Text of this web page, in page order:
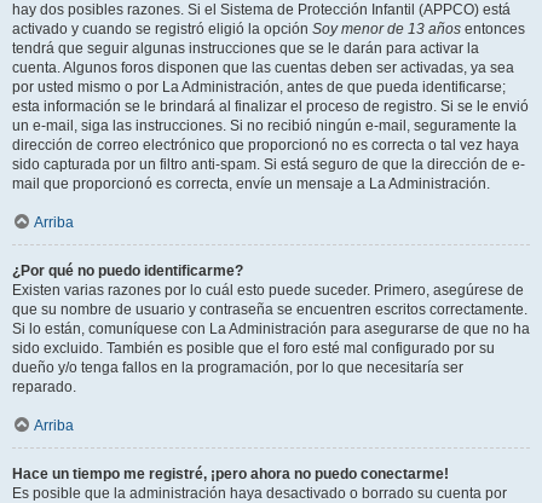
hay dos posibles razones. Si el Sistema de Protección Infantil (APPCO) está
activado y cuando se registró eligió la opción Soy menor de 13 años entonces
tendrá que seguir algunas instrucciones que se le darán para activar la
cuenta. Algunos foros disponen que las cuentas deben ser activadas, ya sea
por usted mismo o por La Administración, antes de que pueda identificarse;
esta información se le brindará al finalizar el proceso de registro. Si se le envió
un e-mail, siga las instrucciones. Si no recibió ningún e-mail, seguramente la
dirección de correo electrónico que proporcionó no es correcta o tal vez haya
sido capturada por un filtro anti-spam. Si está seguro de que la dirección de e-
mail que proporcionó es correcta, envíe un mensaje a La Administración.
Arriba
¿Por qué no puedo identificarme?
Existen varias razones por lo cuál esto puede suceder. Primero, asegúrese de
que su nombre de usuario y contraseña se encuentren escritos correctamente.
Si lo están, comuníquese con La Administración para asegurarse de que no ha
sido excluido. También es posible que el foro esté mal configurado por su
dueño y/o tenga fallos en la programación, por lo que necesitaría ser
reparado.
Arriba
Hace un tiempo me registré, ¡pero ahora no puedo conectarme!
Es posible que la administración haya desactivado o borrado su cuenta por